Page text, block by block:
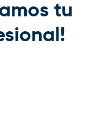
tu